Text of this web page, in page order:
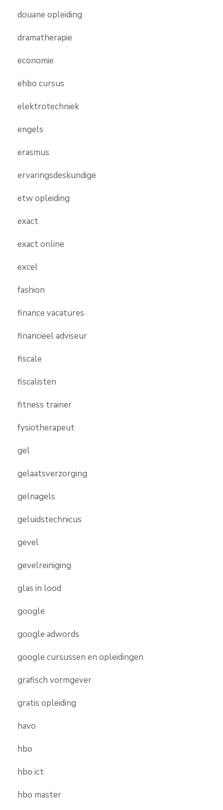
douane opleiding
dramatherapie
economie
ehbo cursus
elektrotechniek
engels
erasmus
ervaringsdeskundige
etw opleiding
exact
exact online
excel
fashion
finance vacatures
financieel adviseur
fiscale
fiscalisten
fitness trainer
fysiotherapeut
gel
gelaatsverzorging
gelnagels
geluidstechnicus
gevel
gevelreiniging
glas in lood
google
google adwords
google cursussen en opleidingen
grafisch vormgever
gratis opleiding
havo
hbo
hbo ict
hbo master